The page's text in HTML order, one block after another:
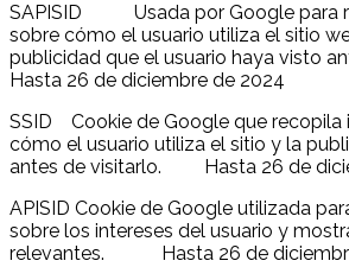
SAPISID Usada por Google para
sobre cómo el usuario utiliza el sitio
publicidad que el usuario haya visto
Hasta 26 de diciembre de 2024
SSID Cookie de Google que recopila
cómo el usuario utiliza el sitio y la
antes de visitarlo. Hasta 26 de
APISID Cookie de Google utilizada
sobre los intereses del usuario y
relevantes. Hasta 26 de